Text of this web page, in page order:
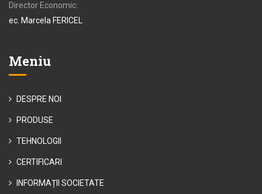
Director Economic:
ec. Marcela FERICEL
Meniu
DESPRE NOI
PRODUSE
TEHNOLOGII
CERTIFICARI
INFORMAȚII SOCIETATE